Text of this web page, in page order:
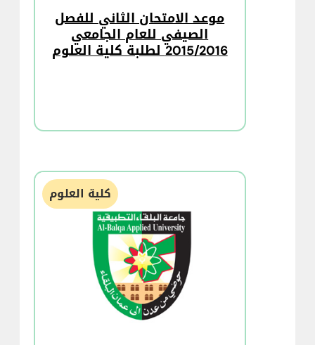
موعد الامتحان الثاني للفصل
الصيفي للعام الجامعي
2015/2016 لطلبة كلية العلوم
كلية العلوم